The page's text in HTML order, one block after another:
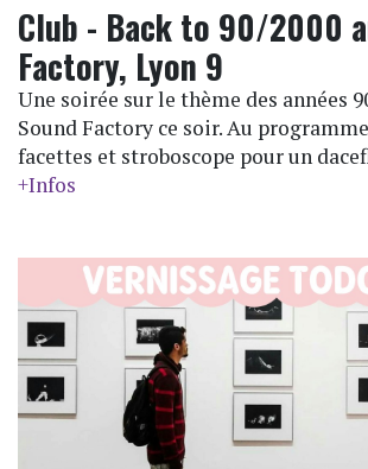
Club - Back to 90/2000
Factory, Lyon 9
Une soirée sur le thème des années
Sound Factory ce soir. Au
facettes et stroboscope pour un
+Infos